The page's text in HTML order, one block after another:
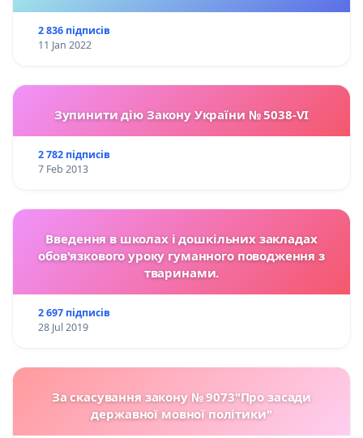
2 836 підписів
11 Jan 2022
Зупинити дію Закону України № 5038-VI
2 782 підписів
7 Feb 2013
Введення в школах і дошкільних закладах
обов'язкового уроку гуманного поводження з
тваринами.
2 697 підписів
28 Jul 2019
За скасування закону № 9073"Про засади
державної мовної політики"